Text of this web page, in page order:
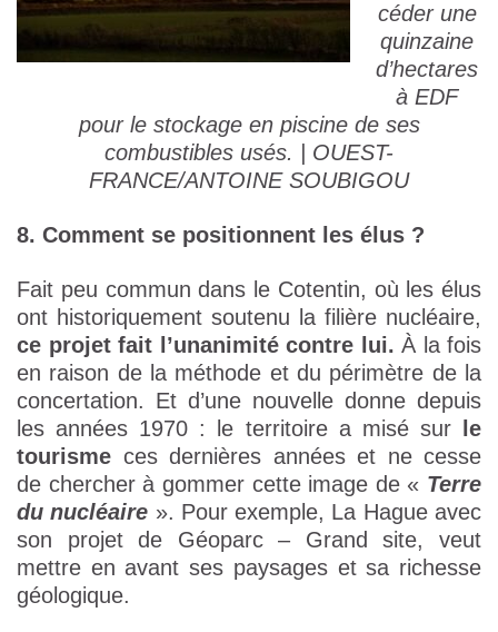
céder une
quinzaine
d’hectares
à EDF
pour le stockage en piscine de ses
combustibles usés. | OUEST-
FRANCE/ANTOINE SOUBIGOU
8. Comment se positionnent les élus ?
Fait peu commun dans le Cotentin, où les élus
ont historiquement soutenu la filière nucléaire,
ce projet fait l’unanimité contre lui. À la fois
en raison de la méthode et du périmètre de la
concertation. Et d’une nouvelle donne depuis
les années 1970 : le territoire a misé sur
le
tourisme ces dernières années et ne cesse
de chercher à gommer cette image de « Terre
du nucléaire ». Pour exemple, La Hague avec
son projet de Géoparc – Grand site, veut
mettre en avant ses paysages et sa richesse
géologique.